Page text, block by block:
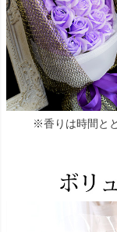
※香りは時間と